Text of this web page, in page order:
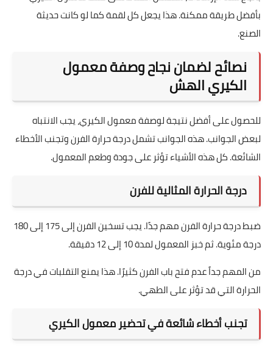
طريقة التخزين
المدة
النتائج المتوقعة
في حاويات محكمة
الإغلاق
أسابيع
معمول الكيري
التفريز
حتى 3
أشهر
طراوة محفوظة وقوام مثالي عند
إعادة التسخين
باتباع هذه الإرشادات، ستضمن الحفاظ على حفظ معمول الكيري
بأفضل طريقة ممكنة. هذا يجعل كل لقمة كما لو كانت حديثة
الصنع.
نصائح لضمان نجاح وصفة معمول
الكيري الهش
للحصول على أفضل نتيجة لوصفة معمول الكيري، يجب الانتباه
لبعض الجوانب. هذه الجوانب تشمل درجة حرارة الفرن وتجنب الأخطاء
الشائعة. كل هذه الأشياء تؤثر على جودة وطعم المعمول.
درجة الحرارة المثالية للفرن